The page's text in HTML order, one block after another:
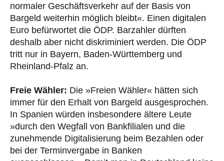
normaler Geschäftsverkehr auf der Basis von
Bargeld weiterhin möglich bleibt«. Einen digitalen
Euro befürwortet die ÖDP. Barzahler dürften
deshalb aber nicht diskriminiert werden. Die ÖDP
tritt nur in Bayern, Baden-Württemberg und
Rheinland-Pfalz an.
Freie Wähler: Die »Freien Wähler« hätten sich
immer für den Erhalt von Bargeld ausgesprochen.
In Spanien würden insbesondere ältere Leute
»durch den Wegfall von Bankfilialen und die
zunehmende Digitalisierung beim Bezahlen oder
bei der Terminvergabe in Banken